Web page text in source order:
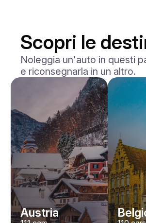
Ferrari
Da
Prenota ora
Scopri le
Noleggia un'auto in questi
e riconsegnarla in un altro.
Austria